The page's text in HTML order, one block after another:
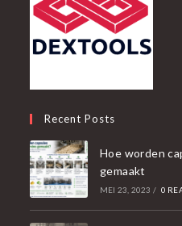
Recent Posts
Hoe worden
gemaakt
MEI 23, 2023 / 0